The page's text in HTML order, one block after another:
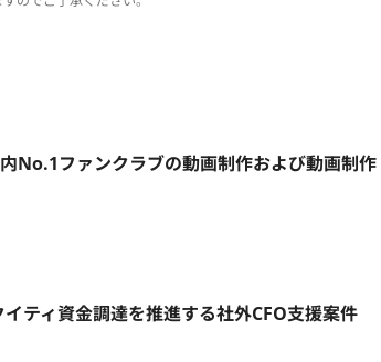
No.1ファンクラブの動画制作および動画制作
ティ資金調達を推進する社外CFO支援案件